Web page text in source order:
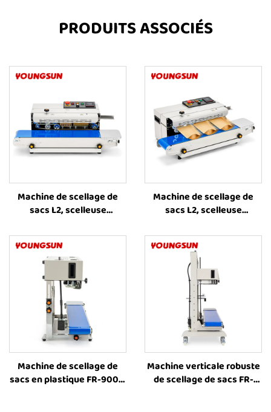
PRODUITS ASSOCIÉS
Machine de scellage de
sacs L2, scelleuse
profondeur accrue,
machine d’emballage
alimentaire pour sacs
plastiques
Machine de scellage de
sacs L2, scelleuse
profondeur accrue,
machine d’emballage
alimentaire pour sacs
plastiques
Machine de scellage de
sacs en plastique FR-900C,
Machine verticale robuste
de scellage de sacs FR-